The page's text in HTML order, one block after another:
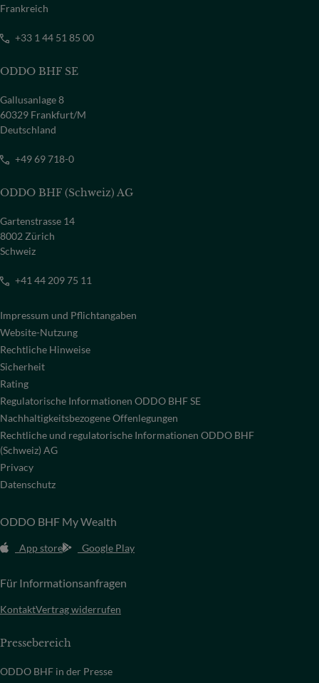
Frankreich
+33 1 44 51 85 00
ODDO BHF SE
Gallusanlage 8
60329 Frankfurt/M
Deutschland
+49 69 718-0
ODDO BHF (Schweiz) AG
Gartenstrasse 14
8002 Zürich
Schweiz
+41 44 209 75 11
Impressum und Pflichtangaben
Website-Nutzung
Rechtliche Hinweise
Sicherheit
Rating
Regulatorische Informationen ODDO BHF SE
Nachhaltigkeitsbezogene Offenlegungen
Rechtliche und regulatorische Informationen ODDO BHF
(Schweiz) AG
Privacy
Datenschutz
ODDO BHF My Wealth
App store Google Play
Für Informationsanfragen
KontaktVertrag widerrufen
Pressebereich
ODDO BHF in der Presse